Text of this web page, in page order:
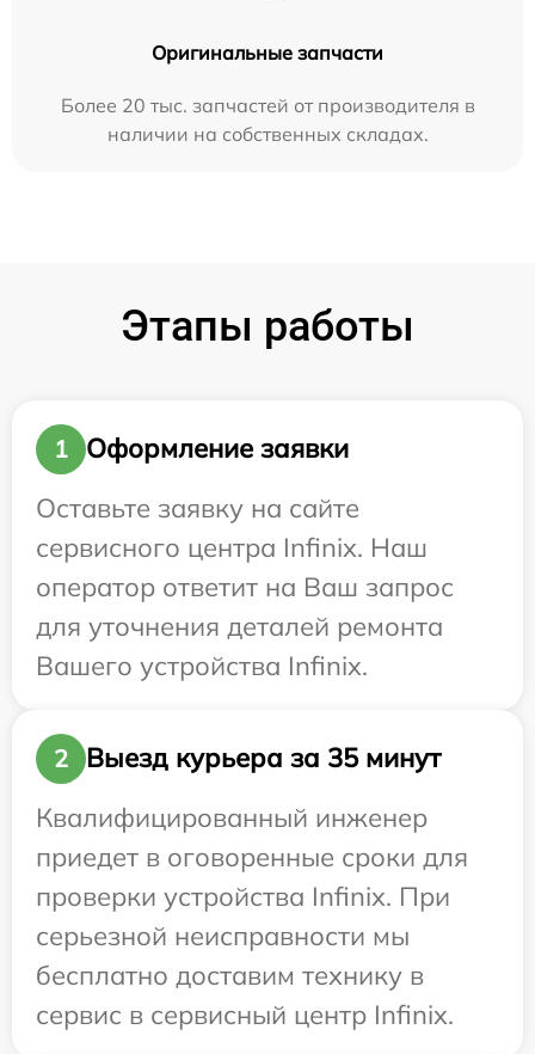
Оригинальные запчасти
Более 20 тыс. запчастей от производителя в
наличии на собственных складах.
Этапы работы
1
Оформление заявки
Оставьте заявку на сайте
сервисного центра Infinix. Наш
оператор ответит на Ваш запрос
для уточнения деталей ремонта
Вашего устройства Infinix.
2
Выезд курьера за 35 минут
Квалифицированный инженер
приедет в оговоренные сроки для
проверки устройства Infinix. При
серьезной неисправности мы
бесплатно доставим технику в
сервис в сервисный центр Infinix.